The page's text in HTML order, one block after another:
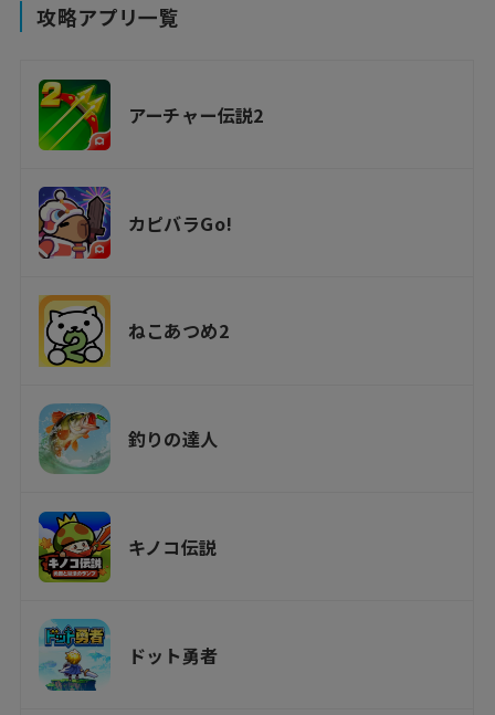
攻略アプリ一覧
アーチャー伝説2
カピバラGo!
ねこあつめ2
釣りの達人
キノコ伝説
ドット勇者